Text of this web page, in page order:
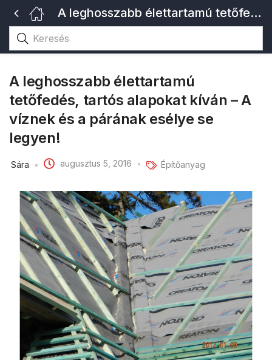
A leghosszabb élettartamú tetőfedés, tartós alapokat kíván – A víznek és a párának esélye se legyen!
A leghosszabb élettartamú
tetőfedés, tartós alapokat kíván – A
víznek és a párának esélye se
legyen!
Sára augusztus 5, 2016 Építőanyag